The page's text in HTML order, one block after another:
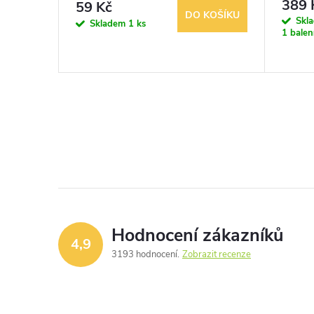
59 Kč
Skladem 1 ks
DO KOŠÍKU
389
1
4,9 Hodnocení zákazníků
3193 hodnocení Zobrazit recenze